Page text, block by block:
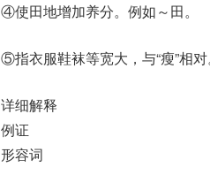
④使田地增加养分。例如～田。
⑤指衣服鞋袜等宽大，与“瘦”相对
详细解释
例证
形容词